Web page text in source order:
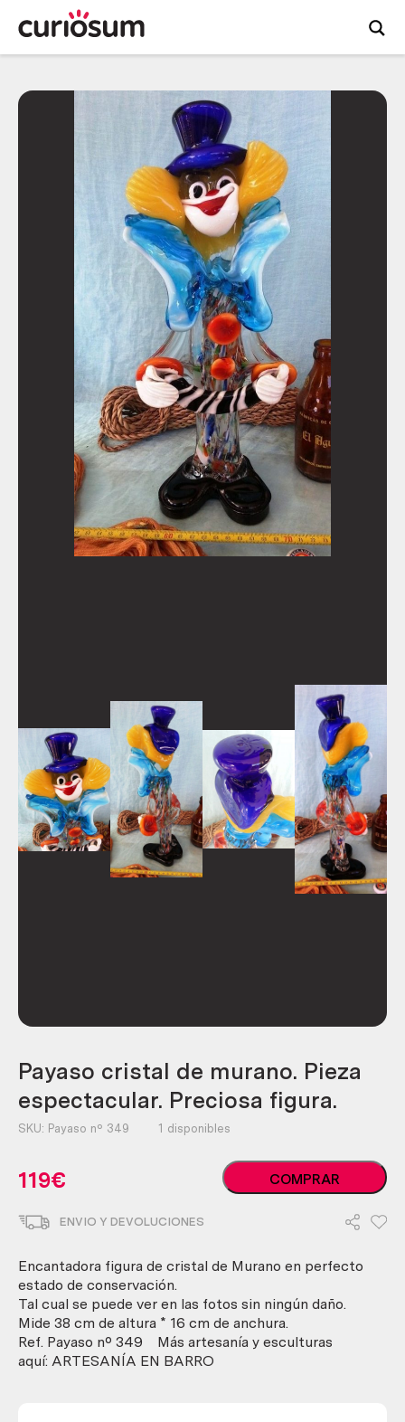
Payaso cristal de murano. Pieza
espectacular. Preciosa figura.
SKU: Payaso nº 349 1 disponibles
119€
Payaso
cristal
espectacular.
figura.
cantidad
COMPRAR
ENVIO Y DEVOLUCIONES
Encantadora figura de cristal de Murano en perfecto
estado de conservación.
Tal cual se puede ver en las fotos sin ningún daño.
Mide 38 cm de altura * 16 cm de anchura.
Ref. Payaso nº 349 Más artesanía y esculturas
aquí: ARTESANÍA EN BARRO